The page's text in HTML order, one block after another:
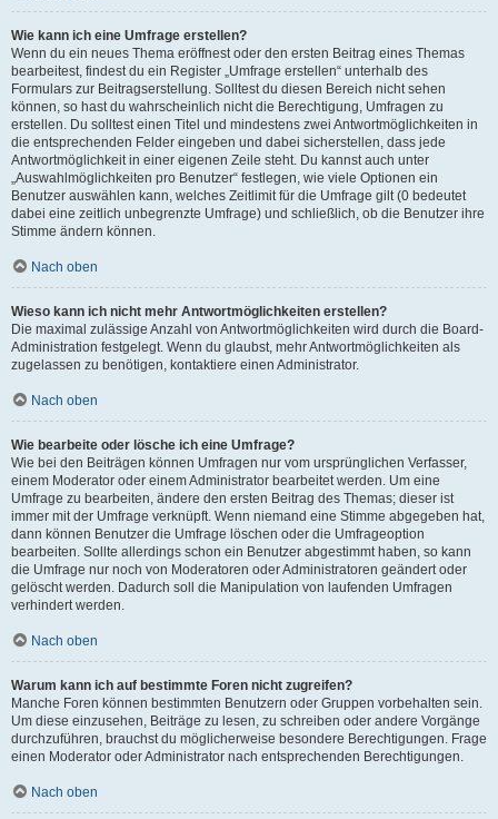
Wie kann ich eine Umfrage erstellen?
Wenn du ein neues Thema eröffnest oder den ersten Beitrag eines Themas
bearbeitest, findest du ein Register „Umfrage erstellen“ unterhalb des
Formulars zur Beitragserstellung. Solltest du diesen Bereich nicht sehen
können, so hast du wahrscheinlich nicht die Berechtigung, Umfragen zu
erstellen. Du solltest einen Titel und mindestens zwei Antwortmöglichkeiten in
die entsprechenden Felder eingeben und dabei sicherstellen, dass jede
Antwortmöglichkeit in einer eigenen Zeile steht. Du kannst auch unter
„Auswahlmöglichkeiten pro Benutzer“ festlegen, wie viele Optionen ein
Benutzer auswählen kann, welches Zeitlimit für die Umfrage gilt (0 bedeutet
dabei eine zeitlich unbegrenzte Umfrage) und schließlich, ob die Benutzer ihre
Stimme ändern können.
Nach oben
Wieso kann ich nicht mehr Antwortmöglichkeiten erstellen?
Die maximal zulässige Anzahl von Antwortmöglichkeiten wird durch die Board-
Administration festgelegt. Wenn du glaubst, mehr Antwortmöglichkeiten als
zugelassen zu benötigen, kontaktiere einen Administrator.
Nach oben
Wie bearbeite oder lösche ich eine Umfrage?
Wie bei den Beiträgen können Umfragen nur vom ursprünglichen Verfasser,
einem Moderator oder einem Administrator bearbeitet werden. Um eine
Umfrage zu bearbeiten, ändere den ersten Beitrag des Themas; dieser ist
immer mit der Umfrage verknüpft. Wenn niemand eine Stimme abgegeben hat,
dann können Benutzer die Umfrage löschen oder die Umfrageoption
bearbeiten. Sollte allerdings schon ein Benutzer abgestimmt haben, so kann
die Umfrage nur noch von Moderatoren oder Administratoren geändert oder
gelöscht werden. Dadurch soll die Manipulation von laufenden Umfragen
verhindert werden.
Nach oben
Warum kann ich auf bestimmte Foren nicht zugreifen?
Manche Foren können bestimmten Benutzern oder Gruppen vorbehalten sein.
Um diese einzusehen, Beiträge zu lesen, zu schreiben oder andere Vorgänge
durchzuführen, brauchst du möglicherweise besondere Berechtigungen. Frage
einen Moderator oder Administrator nach entsprechenden Berechtigungen.
Nach oben